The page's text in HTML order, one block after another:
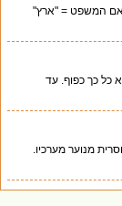
המשפט = "ארץ"
כך כפוף. עד
מנוער מערכיו.